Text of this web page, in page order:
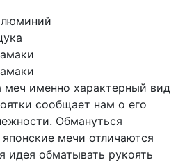
меч именно характерный вид
сообщает нам о его
Обмануться
мечи отличаются
идея обматывать рукоять